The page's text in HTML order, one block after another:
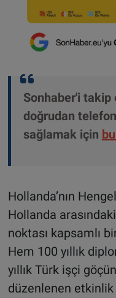
Sonhaber'i
doğrudan
sağlamak için
Hollanda’nın
Hollanda
noktası kapsamlı
Hem 100 yıllık
yıllık Türk işçi
düzenlenen